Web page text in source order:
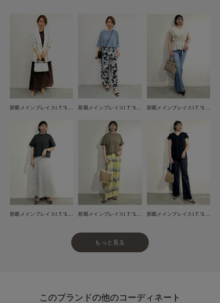
もっと見る
このブランドの他のコーディネート